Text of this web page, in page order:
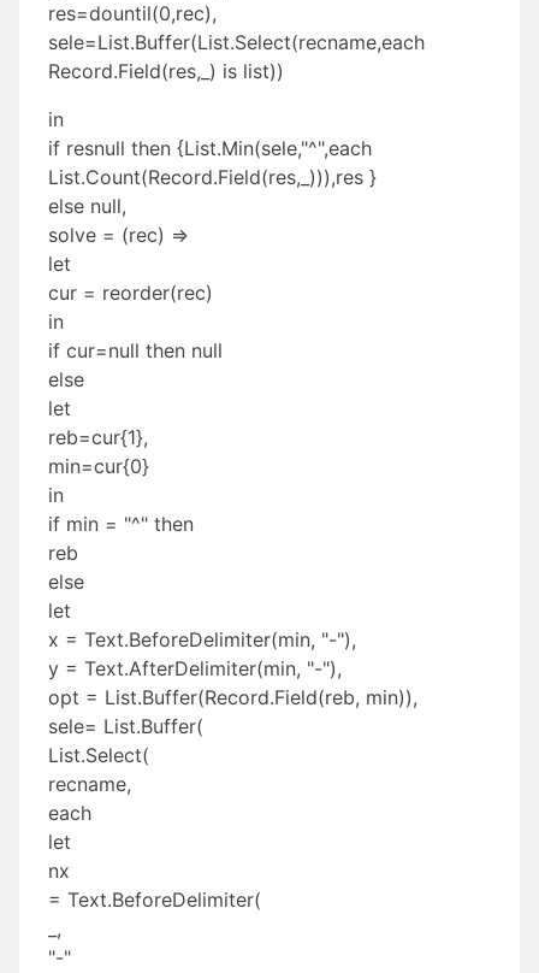
res=dountil(0,rec),
sele=List.Buffer(List.Select(recname,each
Record.Field(res,_) is list))
in
if resnull then {List.Min(sele,"^",each
List.Count(Record.Field(res,_))),res }
else null,
solve = (rec) =>
let
cur = reorder(rec)
in
if cur=null then null
else
let
reb=cur{1},
min=cur{0}
in
if min = "^" then
reb
else
let
x = Text.BeforeDelimiter(min, "-"),
y = Text.AfterDelimiter(min, "-"),
opt = List.Buffer(Record.Field(reb, min)),
sele= List.Buffer(
List.Select(
recname,
each
let
nx
= Text.BeforeDelimiter(
_,
"-"